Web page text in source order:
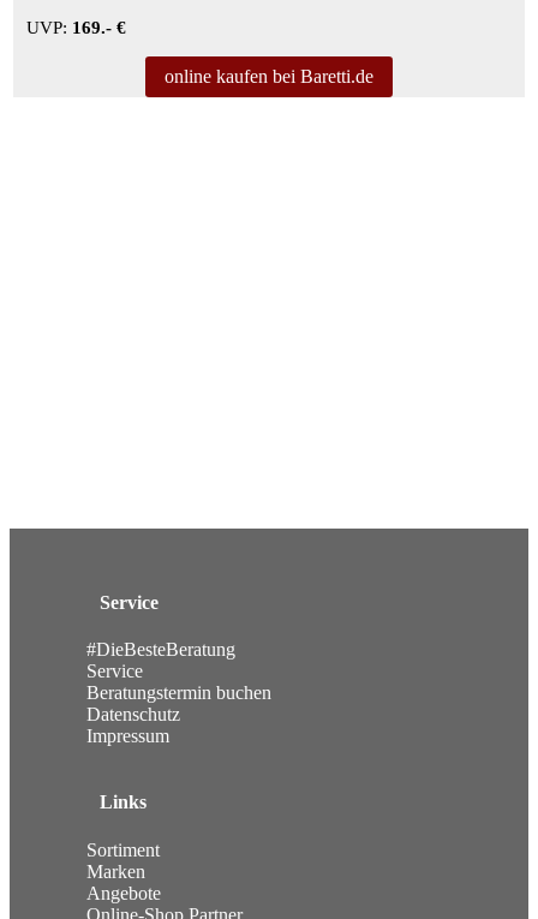
UVP: 169.- €
online kaufen bei Baretti.de
Service
#DieBesteBeratung
Service
Beratungstermin buchen
Datenschutz
Impressum
Links
Sortiment
Marken
Angebote
Online-Shop Partner